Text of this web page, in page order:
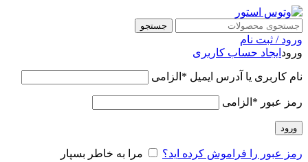
جستجو
ورود / ثبت نام
ورود ایجاد حساب کاربری
نام کاربری یا آدرس ایمیل * الزامی
رمز عبور * الزامی
ورود
رمز عبور را فراموش کرده اید؟ مرا به خاطر بسپار